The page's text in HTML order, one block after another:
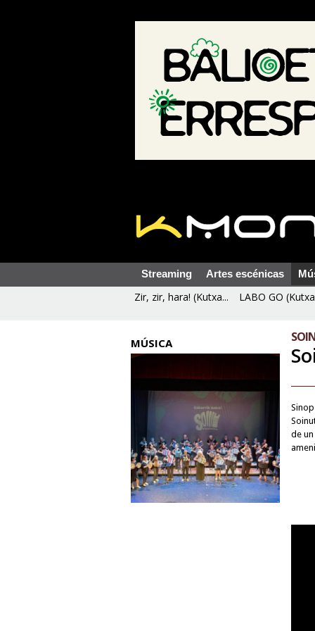
Streaming Artes escénicas
Zir, zir, hara! (Kutxa... LABO GO
MÚSICA
de